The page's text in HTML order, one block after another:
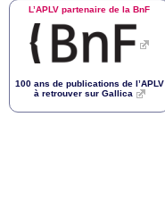
L’APLV partenaire de la BnF
100 ans de publications de l’APLV
à retrouver sur Gallica